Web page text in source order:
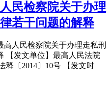
民检察院关于办理
若干问题的解释
高人民检察院关于办理走私刑
【发文单位】最高人民法院
释〔2014〕10号 【发文时